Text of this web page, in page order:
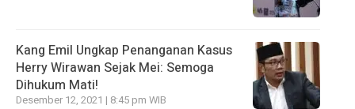
Kang Emil Ungkap Penanganan Kasus
Herry Wirawan Sejak Mei: Semoga
Dihukum Mati!
Desember 12, 2021 | 8:45 pm WIB